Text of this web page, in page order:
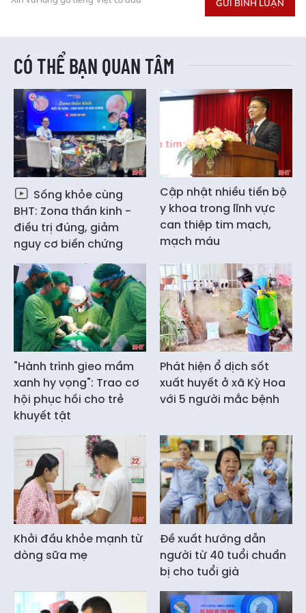
GỬI BÌNH LUẬN
CÓ THỂ BẠN QUAN TÂM
Sống khỏe cùng
BHT: Zona thần kinh -
điều trị đúng, giảm
nguy cơ biến chứng
Cập nhật nhiều tiến bộ
y khoa trong lĩnh vực
can thiệp tim mạch,
mạch máu
"Hành trình gieo mầm
xanh hy vọng": Trao cơ
hội phục hồi cho trẻ
khuyết tật
Phát hiện ổ dịch sốt
xuất huyết ở xã Kỳ Hoa
với 5 người mắc bệnh
Khởi đầu khỏe mạnh từ
dòng sữa mẹ
Đề xuất hướng dẫn
người từ 40 tuổi chuẩn
bị cho tuổi già